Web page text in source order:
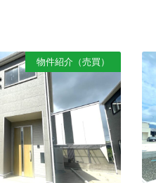
物件紹介（売買）